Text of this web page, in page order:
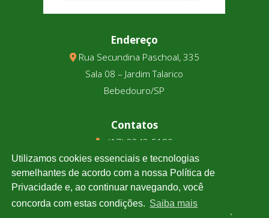
Endereço
Rua Secundina Paschoal, 335
Sala 08 – Jardim Talarico
Bebedouro/SP
Contatos
(17) 3343-5180
(17) 99123-9831
Cotação
Clique e confira a cotação de todas as moedas.
Utilizamos cookies essenciais e tecnologias
semelhantes de acordo com a nossa Política de
Privacidade e, ao continuar navegando, você
concorda com estas condições. Saiba mais